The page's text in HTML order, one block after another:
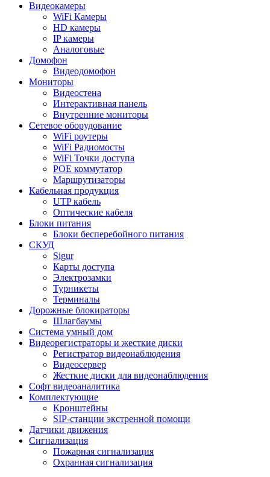
Видеокамеры
WiFi Камеры
HD камеры
IP камеры
Аналоговые
Домофон
Видеодомофон
Мониторы
Видеостена
Интерактивная панель
Внутренние мониторы
Сетевое оборудование
WiFi роутеры
WiFi Радиомосты
WiFi Точки доступа
POE коммутатор
Маршрутизаторы
Кабельная продукция
UTP кабель
Оптические кабеля
Блоки питания
Блоки бесперебойного питания
СКУД
Sigur
Карты доступа
Электрозамки
Турникеты
Терминалы
Дорожные блокираторы
Шлагбаумы
Cистема умный дом
Видеорегистраторы и жесткие диски
Регистратор видеонаблюдения
Видеосервер
Жесткие диски для видеонаблюдения
Софт видеоаналитика
Комплектующие
Кронштейны
SIP-станции экстренной помощи
Датчики движения
Сигнализация
Пожарная сигнализация
Охранная сигнализация